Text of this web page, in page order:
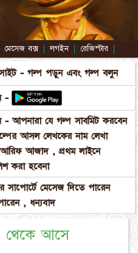
মেসেজ বক্স | লগইন | রেজিস্টার |
- গল্প পড়ুন এবং গল্প বলুন
-
- আপনারা যে গল্প সাবমিট করবেন
আসল লেখকের নাম লেখা
আজাদ , প্রথম লাইনে
করা হবেনা
মেসেজ দিতে পারেন
, ধন্যবাদ
থেকে আসে